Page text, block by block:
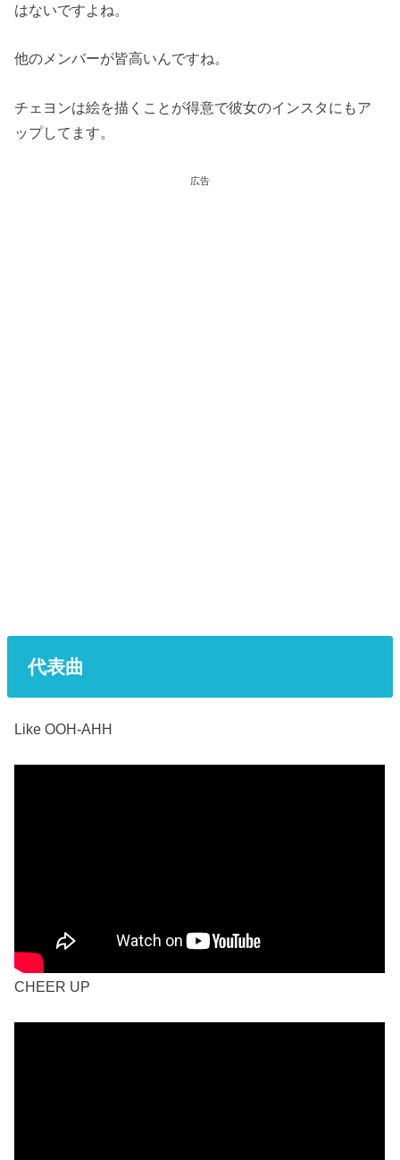
はないですよね。
他のメンバーが皆高いんですね。
チェヨンは絵を描くことが得意で彼女のインスタにもア
ップしてます。
広告
代表曲
Like OOH-AHH
CHEER UP